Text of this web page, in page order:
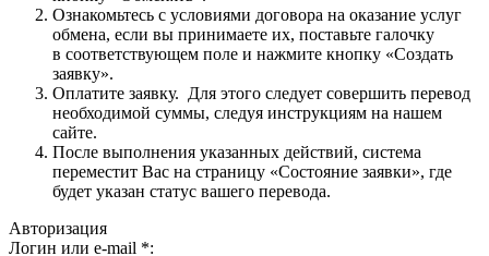
Ознакомьтесь с условиями договора на оказание услуг
обмена, если вы принимаете их, поставьте галочку
в соответствующем поле и нажмите кнопку «Создать
заявку».
Оплатите заявку. Для этого следует совершить перевод
необходимой суммы, следуя инструкциям на нашем
сайте.
После выполнения указанных действий, система
переместит Вас на страницу «Состояние заявки», где
будет указан статус вашего перевода.
Авторизация
Логин или e-mail *: